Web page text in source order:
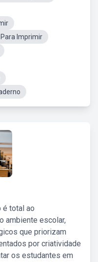
Imprimir
é total ao
ambiente escolar,
que priorizam
por criatividade
os estudantes em